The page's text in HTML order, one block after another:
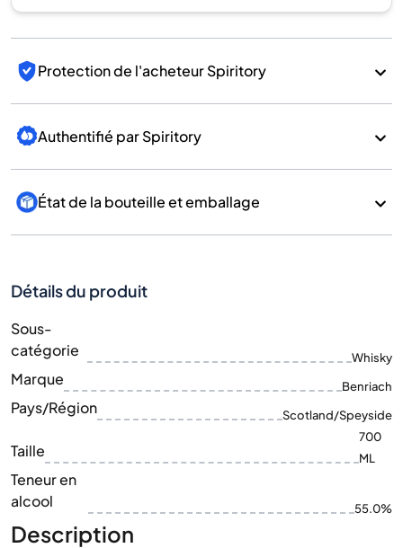
Protection de l'acheteur Spiritory
Authentifié par Spiritory
État de la bouteille et emballage
Détails du produit
Sous-
catégorie
Whisky
Marque Benriach
Pays/Région Scotland/Speyside
Taille
700
ML
Teneur en
alcool
55.0%
Description